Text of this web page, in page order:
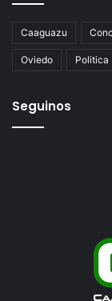
Caaguazu
Oviedo Politica
Seguinos